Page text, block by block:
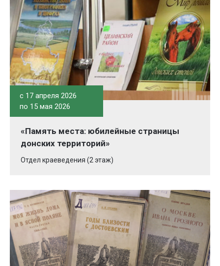
c 17 апреля 2026
по 15 мая 2026
«Память места: юбилейные страницы
донских территорий»
Отдел краеведения (2 этаж)